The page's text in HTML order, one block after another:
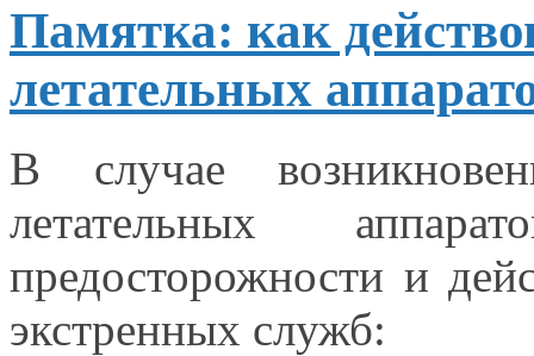
Памятка: как
летательных
В случае
летательных
предосторожности и
экстренных служб: